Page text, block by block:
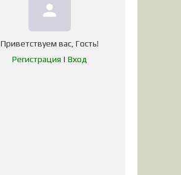
person
Приветствуем вас, Гость!
Регистрация | Вход